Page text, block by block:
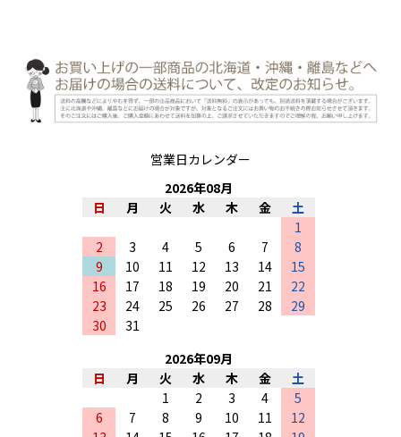
営業日カレンダー
2026年08月
日
月 火 水 木 金
土
1
2
3 4 5 6 7
8
9
10 11 12 13 14
15
16
17 18 19 20 21
22
23
24 25 26 27 28
29
30
31
2026年09月
日
月 火 水 木 金
土
1
2 3 4
5
6
7 8 9 10 11
12